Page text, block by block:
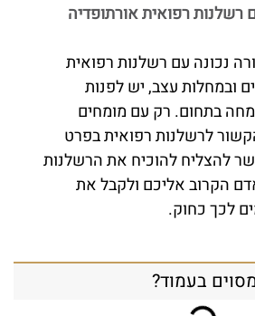
רשלנות רפואית אורתופדיה
נכונה עם רשלנות רפואית
ובמחלות עצב, יש לפנות
בתחום. רק עם מומחים
לרשלנות רפואית בפרט
להצליח להוכיח את הרשלנות
הקרוב אליכם ולקבל את
לכך כחוק.
בעמוד?